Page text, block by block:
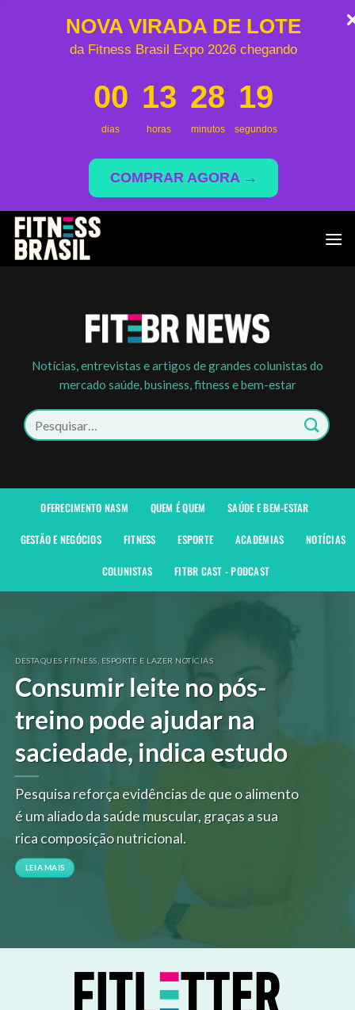
NOVA VIRADA DE LOTE
da Fitness Brasil Expo 2026 chegando
00
dias
13
horas
28
minutos
17
segundos
COMPRAR AGORA →
Skip
content
Notícias, entrevistas e artigos de grandes colunistas do
mercado saúde, business, fitness e bem-estar
Pesquisar
por:
OFERECIMENTO NASM QUEM É QUEM SAÚDE E BEM-ESTAR
GESTÃO E NEGÓCIOS FITNESS ESPORTE ACADEMIAS NOTÍCIAS
COLUNISTAS FITBR CAST - PODCAST
DESTAQUES FITNESS, ESPORTE E LAZER NOTÍCIAS
Consumir leite no pós-
treino pode ajudar na
saciedade, indica estudo
Pesquisa reforça evidências de que o alimento
é um aliado da saúde muscular, graças a sua
rica composição nutricional.
LEIA MAIS